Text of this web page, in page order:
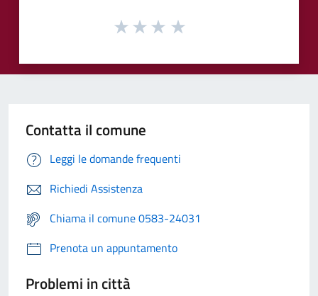
Contatta il comune
Leggi le domande frequenti
Richiedi Assistenza
Chiama il comune 0583-24031
Prenota un appuntamento
Problemi in città